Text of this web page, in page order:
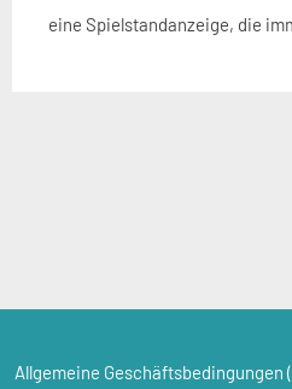
eine Spielstandanzeige, die
Allgemeine Geschäftsbedingungen